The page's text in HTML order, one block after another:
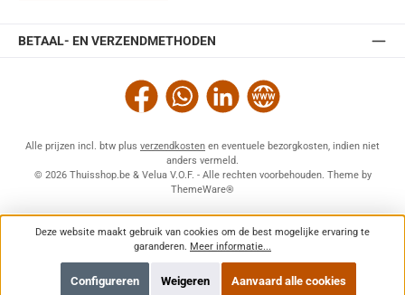
BETAAL- EN VERZENDMETHODEN
Facebook WhatsAppLinkedIn Website
Alle prijzen incl. btw plus verzendkosten en eventuele bezorgkosten, indien niet
anders vermeld.
© 2026 Thuisshop.be & Velua V.O.F. - Alle rechten voorbehouden. Theme by
ThemeWare®
Deze website maakt gebruik van cookies om de best mogelijke ervaring te
garanderen. Meer informatie...
Weigeren
Configureren Aanvaard alle cookies